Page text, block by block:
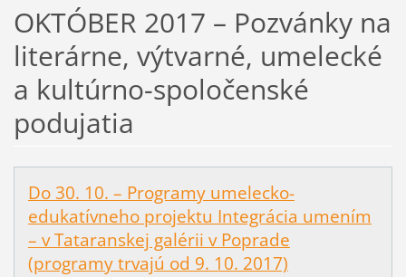
OKTÓBER 2017 – Pozvánky na
literárne, výtvarné, umelecké
a kultúrno-spoločenské
podujatia
Do 30. 10. – Programy umelecko-
edukatívneho projektu Integrácia umením
– v Tataranskej galérii v Poprade
(programy trvajú od 9. 10. 2017)